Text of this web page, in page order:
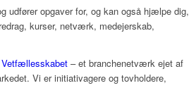
opgaver for, og kan også hjælpe dig,
kurser, netværk, medejerskab,
Vetfællesskabet – et branchenetværk ejet af
Vi er initiativagere og tovholdere,